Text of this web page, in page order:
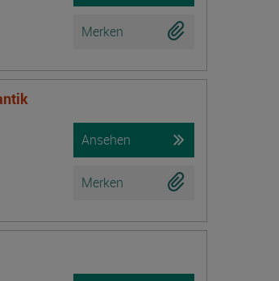
Merken
Ansehen
Merken